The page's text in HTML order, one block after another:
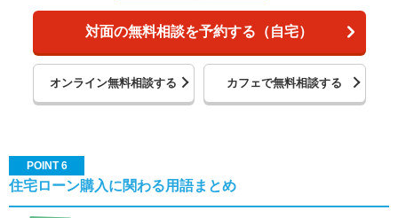
対面の無料相談を予約する（自宅）
オンライン無料相談する カフェで無料相談する
POINT 6
住宅ローン購入に関わる用語まとめ